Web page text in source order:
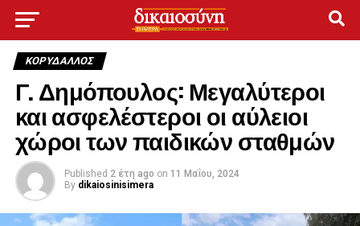
ΚΟΡΥΔΑΛΛΟΣ
Γ. Δημόπουλος: Μεγαλύτεροι
και ασφελέστεροι οι αύλειοι
χώροι των παιδικών σταθμών
Published 2 έτη ago on 11 Μαΐου, 2024
By dikaiosinisimera